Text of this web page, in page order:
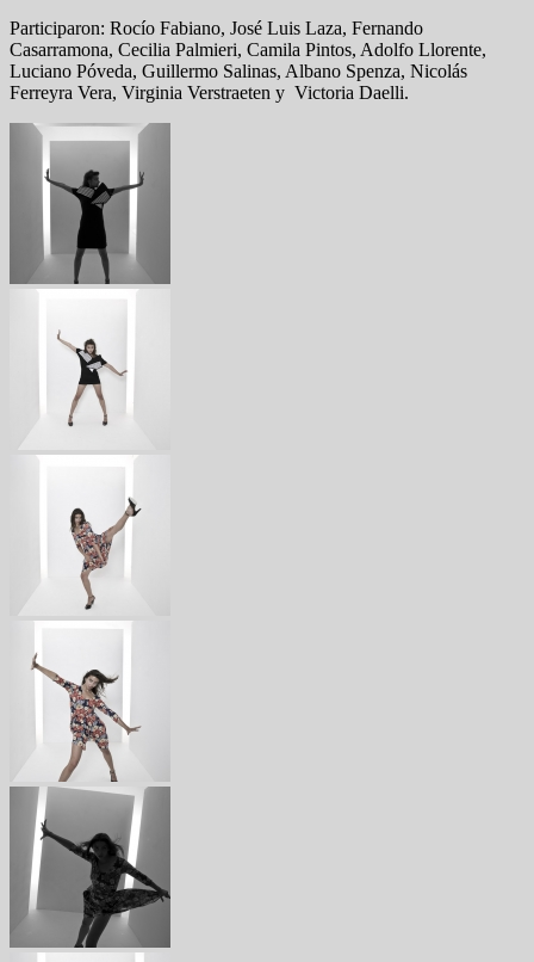
Participaron: Rocío Fabiano, José Luis Laza, Fernando
Casarramona, Cecilia Palmieri, Camila Pintos, Adolfo Llorente,
Luciano Póveda, Guillermo Salinas, Albano Spenza, Nicolás
Ferreyra Vera, Virginia Verstraeten y Victoria Daelli.